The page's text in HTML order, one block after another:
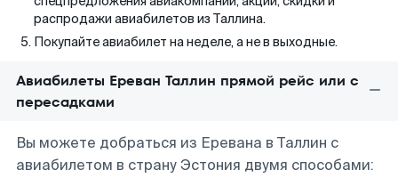
распродажи авиабилетов из Таллина.
Покупайте авиабилет на неделе, а не в выходные.
Авиабилеты Ереван Таллин прямой рейс или с
пересадками
Вы можете добраться из Еревана в Таллин с
авиабилетом в страну Эстония двумя способами: